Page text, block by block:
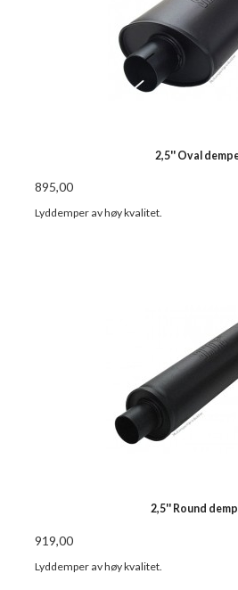
2,5'' Oval
895,00
Lyddemper av høy kvalitet.
2,5'' Round
919,00
Lyddemper av høy kvalitet.